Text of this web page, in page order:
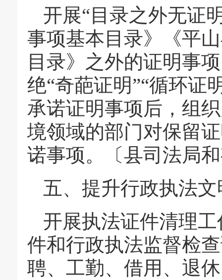
开展“目录之外无证
事项基本目录》《平
目录》之外的证明事
绝“奇葩证明”“循环证
承诺证明事项后，组
境领域的部门对保留
诺事项。〔县司法局
五、提升行政执法
开展执法证件清理
件和行政执法监督检
聘、工勤、借用、退